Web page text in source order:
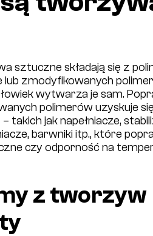
sztuczne składają się z
zmodyfikowanych
wytwarza je sam.
polimerów uzyskuje
takich jak napełniacze,
barwniki itp., które
czy odporność na
z tworzyw